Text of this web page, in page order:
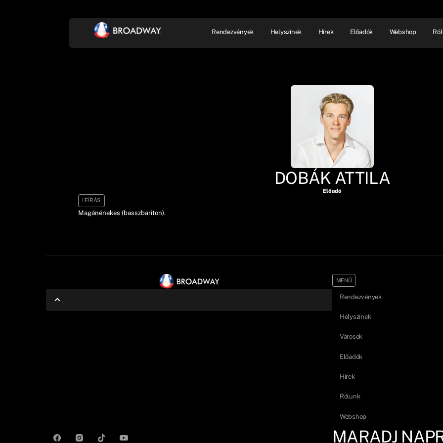
Rendezvények Helyszínek Hírek Előadók Webshop
DOBÁK ATTILA
Előadó
LEÍRÁS
Magánénekes (basszbariton).
MENÜ
Rendezvények
Helyszínek
Városok
Előadók
Hírek
Rólunk
Webshop
MARADJ